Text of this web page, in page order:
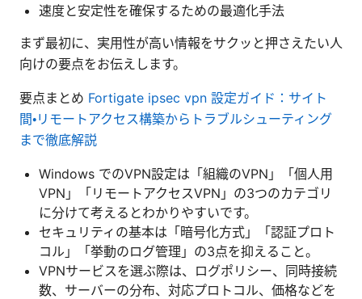
速度と安定性を確保するための最適化手法
まず最初に、実用性が高い情報をサクッと押さえたい人
向けの要点をお伝えします。
要点まとめ Fortigate ipsec vpn 設定ガイド：サイト
間・リモートアクセス構築からトラブルシューティング
まで徹底解説
Windows でのVPN設定は「組織のVPN」「個人用
VPN」「リモートアクセスVPN」の3つのカテゴリ
に分けて考えるとわかりやすいです。
セキュリティの基本は「暗号化方式」「認証プロト
コル」「挙動のログ管理」の3点を抑えること。
VPNサービスを選ぶ際は、ログポリシー、同時接続
数、サーバーの分布、対応プロトコル、価格などを